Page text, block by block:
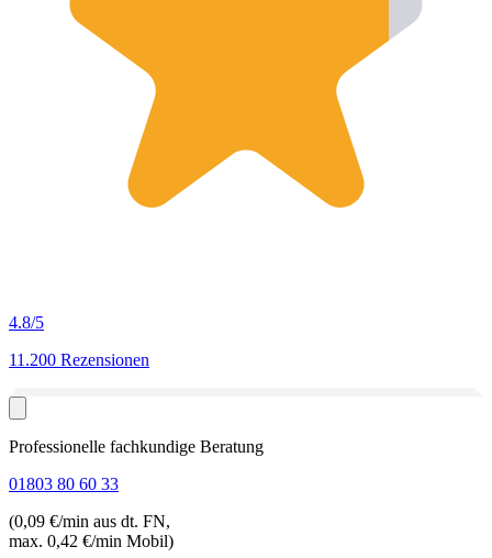
4.8/5
11.200 Rezensionen
Professionelle fachkundige Beratung
01803 80 60 33
(0,09 €/min aus dt. FN,
max. 0,42 €/min Mobil)